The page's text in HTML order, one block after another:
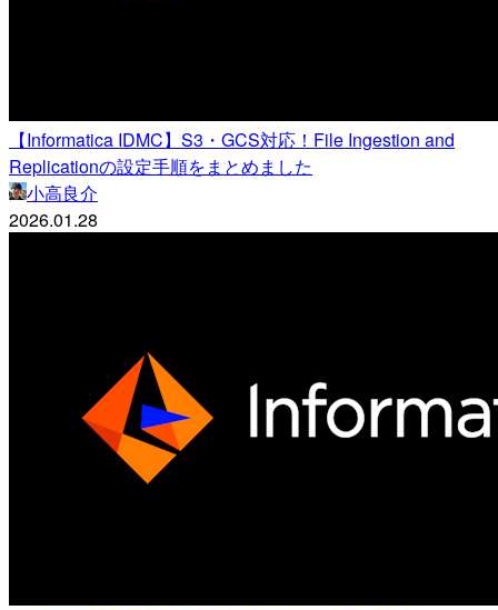
【Informatica IDMC】S3・GCS対応！File Ingestion and
Replicationの設定手順をまとめました
小高良介
2026.01.28